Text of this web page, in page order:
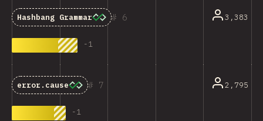
6
Hashbang Grammar
-1
3,383
7
error.cause
-1
2,795